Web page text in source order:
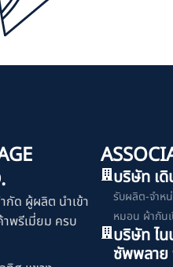
กัด ผู้ผลิต นำเข้า
พรีเมี่ยม ครบ
บริษัท เ
รับผลิต-จำหน่
หมอน ผ้ากัน
บริษัท ไน
ซัพพลาย